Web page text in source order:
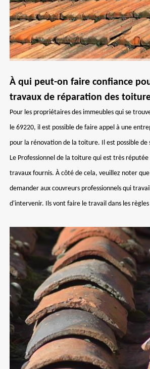
À qui peut-on faire confiance
travaux de réparation des
Pour les propriétaires des immeubles qui se
le 69220, il est possible de faire appel à une
pour la rénovation de la toiture. Il est possible de
Le Professionnel de la toiture qui est très
travaux fournis. À côté de cela, veuillez noter
demander aux couvreurs professionnels qui
d'intervenir. Ils vont faire le travail dans les